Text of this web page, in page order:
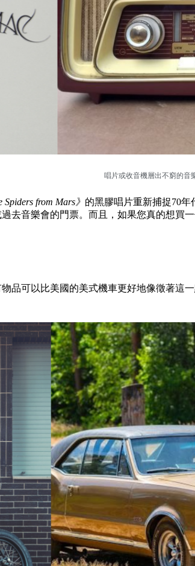
唱片或收音機層出不窮的音
Spiders from Mars》 的黑膠唱片重新捕捉70年
去音樂會的門票。而且，如果您真的想買
品可以比美國的美式機車更好地像徵著這一